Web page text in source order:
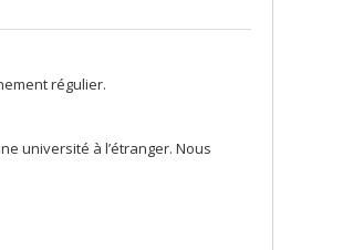
régulier.
université à l’étranger. Nous